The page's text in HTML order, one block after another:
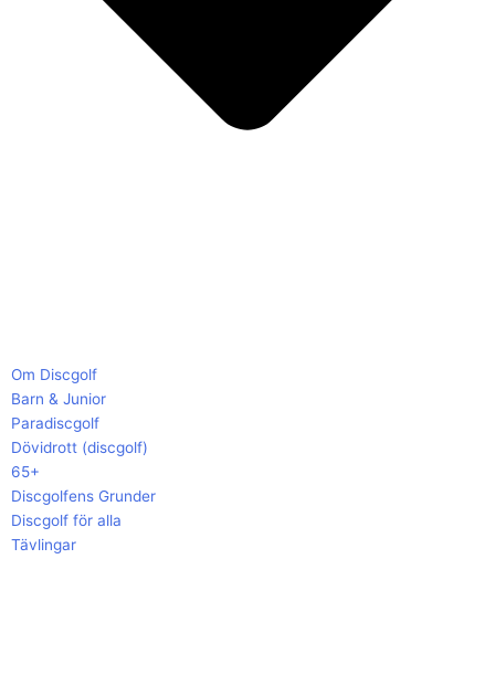
Om Discgolf
Barn & Junior
Paradiscgolf
Dövidrott (discgolf)
65+
Discgolfens Grunder
Discgolf för alla
Tävlingar